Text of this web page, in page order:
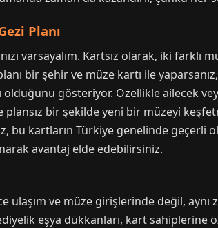
Planı
varsayalım. Kartsız olarak, iki
bir şehir ve müze kartı ile
gösteriyor. Özellikle ailecek
plansız bir şekilde yeni bir müzeyi
bu kartların Türkiye genelinde geçerli
avantaj elde edebilirsiniz.
ulaşım ve müze girişlerinde değil,
eşya dükkanları, kart sahiplerine